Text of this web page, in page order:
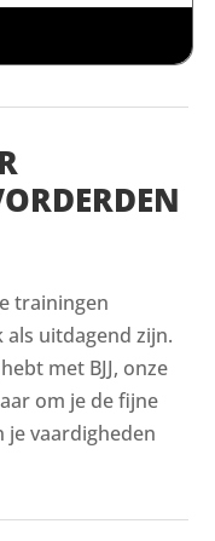
trainingen
uitdagend zijn.
met BJJ, onze
om je de fijne
je vaardigheden